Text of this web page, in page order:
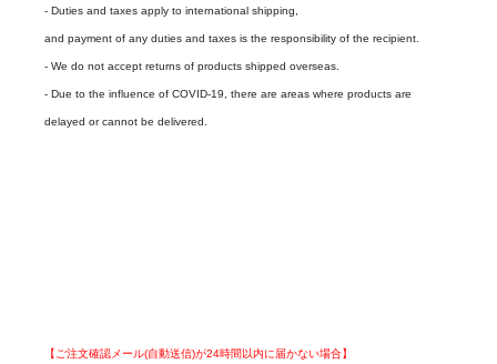
- Duties and taxes apply to international shipping,
and payment of any duties and taxes is the responsibility of the recipient.
- We do not accept returns of products shipped overseas.
- Due to the influence of COVID-19, there are areas where products are
delayed or cannot be delivered.
【ご注文確認メール(自動送信)が24時間以内に届かない場合】